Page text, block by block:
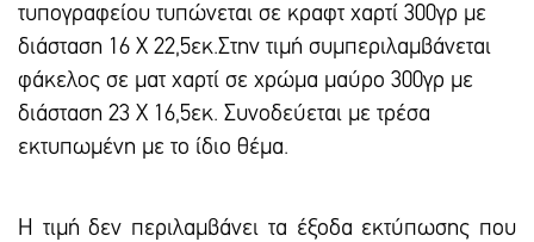
τυπογραφείου τυπώνεται σε κραφτ χαρτί 300γρ με
διάσταση 16 Χ 22,5εκ.Στην τιμή συμπεριλαμβάνεται
φάκελος σε ματ χαρτί σε χρώμα μαύρο 300γρ με
διάσταση 23 Χ 16,5εκ. Συνοδεύεται με τρέσα
εκτυπωμένη με το ίδιο θέμα.
Η τιμή δεν περιλαμβάνει τα έξοδα εκτύπωσης που